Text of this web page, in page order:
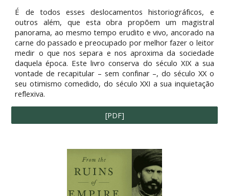
É de todos esses deslocamentos historiográficos, e
outros além, que esta obra propõem um magistral
panorama, ao mesmo tempo erudito e vivo, ancorado na
carne do passado e preocupado por melhor fazer o leitor
medir o que nos separa e nos aproxima da sociedade
daquela época. Este livro conserva do século XIX a sua
vontade de recapitular – sem confinar –, do século XX o
seu otimismo comedido, do século XXI a sua inquietação
reflexiva.
[PDF]